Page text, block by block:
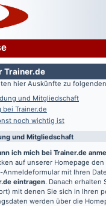
Trainer.de
hier Auskünfte zu
und Mitgliedschaft
bei Trainer.de
noch wichtig ist
und Mitgliedschaft
ich mich bei Trainer.de
auf unserer Homepage
Anmeldeformular mit Ihren
eintragen. Danach erhalten
mit denen Sie sich in Ihren
werden über die